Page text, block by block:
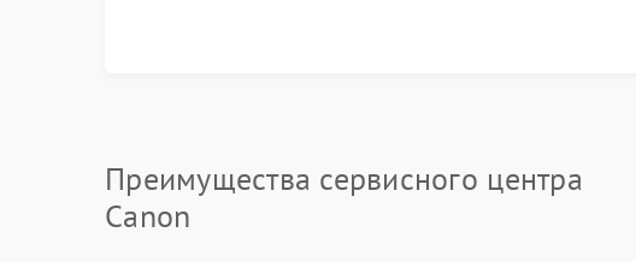
Преимущества сервисного центра
Canon